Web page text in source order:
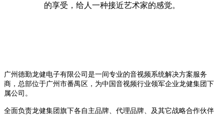
的享受，给人一种接近艺术家的感觉。
广州德勤龙健电子有限公司是一间专业的音视频系统解决方案服务
商，总部位于广州市番禺区，为中国音视频行业领军企业龙健集团下
属公司。
全面负责龙健集团旗下各自主品牌、代理品牌、及其它战略合作伙伴